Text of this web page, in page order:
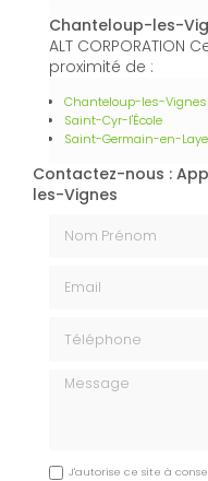
Chanteloup-les-
ALT
proximité de :
Chanteloup-les-Vignes
Saint-Cyr-l'École
Saint-Germain-en-Laye
Contactez-nous :
les-Vignes
Message
J'autorise ce site à